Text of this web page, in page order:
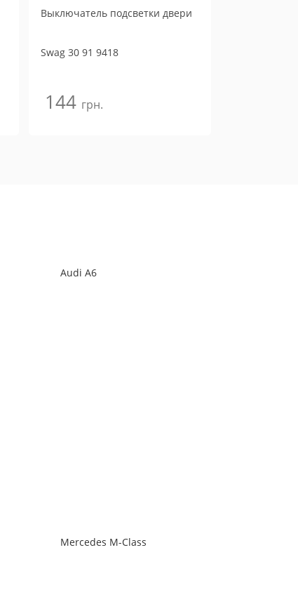
Выключатель подсветки двери
Swag30 91 9418
144 грн.
Audi A6
Mercedes M-Class